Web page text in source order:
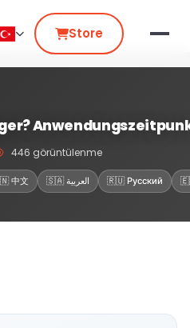
Store
446 görüntülenme
中文 🇸🇦 العربية 🇷🇺 Русский